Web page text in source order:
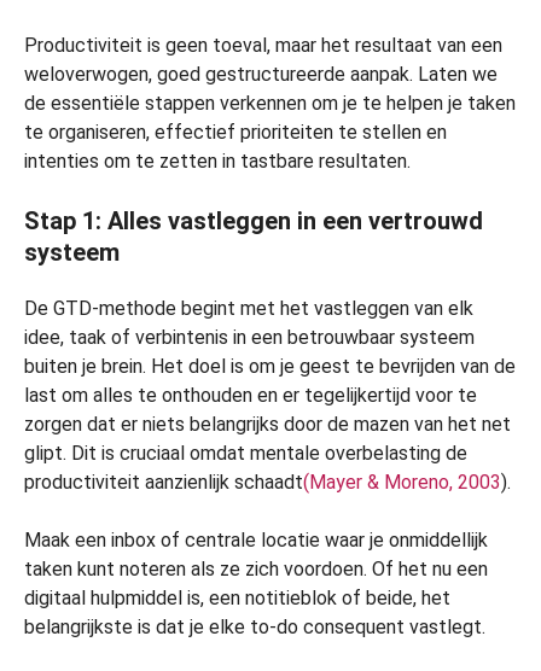
Productiviteit is geen toeval, maar het resultaat van een
weloverwogen, goed gestructureerde aanpak. Laten we
de essentiële stappen verkennen om je te helpen je taken
te organiseren, effectief prioriteiten te stellen en
intenties om te zetten in tastbare resultaten.
Stap 1: Alles vastleggen in een vertrouwd
systeem
De GTD-methode begint met het vastleggen van elk
idee, taak of verbintenis in een betrouwbaar systeem
buiten je brein. Het doel is om je geest te bevrijden van de
last om alles te onthouden en er tegelijkertijd voor te
zorgen dat er niets belangrijks door de mazen van het net
glipt. Dit is cruciaal omdat mentale overbelasting de
productiviteit aanzienlijk schaadt(Mayer & Moreno, 2003).
Maak een inbox of centrale locatie waar je onmiddellijk
taken kunt noteren als ze zich voordoen. Of het nu een
digitaal hulpmiddel is, een notitieblok of beide, het
belangrijkste is dat je elke to-do consequent vastlegt.